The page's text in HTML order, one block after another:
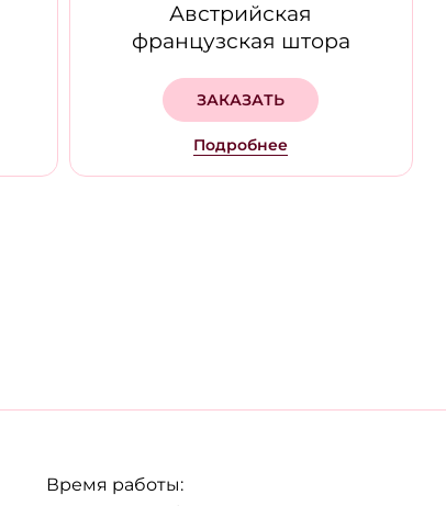
Австрийская
французская штора
ЗАКАЗАТЬ
Подробнее
Время работы: